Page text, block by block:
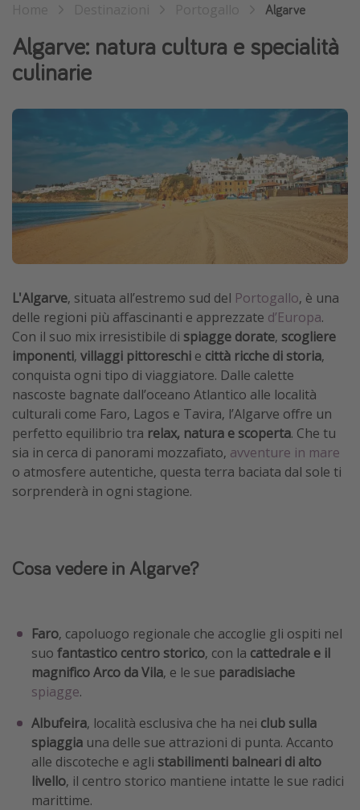
Last minute capodanno
Vacanze con bambini
Vacanze al mare
Altri argomenti
Travel magazine
Calendario di viaggio
Festività del 2026
Algarve
Algarve: natura cultura e specialità
culinarie
L'Algarve, situata all’estremo sud del Portogallo, è una
delle regioni più affascinanti e apprezzate d’Europa.
Con il suo mix irresistibile di spiagge dorate, scogliere
imponenti, villaggi pittoreschi e città ricche di storia,
conquista ogni tipo di viaggiatore. Dalle calette
nascoste bagnate dall’oceano Atlantico alle località
culturali come Faro, Lagos e Tavira, l’Algarve offre un
perfetto equilibrio tra relax, natura e scoperta. Che tu
sia in cerca di panorami mozzafiato, avventure in mare
o atmosfere autentiche, questa terra baciata dal sole ti
sorprenderà in ogni stagione.
Cosa vedere in Algarve?
Faro, capoluogo regionale che accoglie gli ospiti nel
suo fantastico centro storico, con la cattedrale e il
magnifico Arco da Vila, e le sue paradisiache
spiagge.
Albufeira, località esclusiva che ha nei club sulla
spiaggia una delle sue attrazioni di punta. Accanto
alle discoteche e agli stabilimenti balneari di alto
livello, il centro storico mantiene intatte le sue radici
marittime.